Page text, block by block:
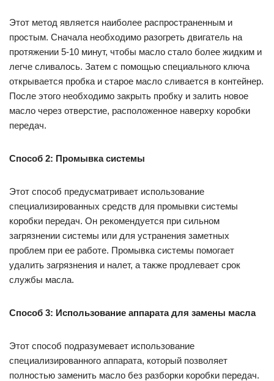
Этот метод является наиболее распространенным и
простым. Сначала необходимо разогреть двигатель на
протяжении 5-10 минут, чтобы масло стало более жидким и
легче сливалось. Затем с помощью специального ключа
открывается пробка и старое масло сливается в контейнер.
После этого необходимо закрыть пробку и залить новое
масло через отверстие, расположенное наверху коробки
передач.
Способ 2: Промывка системы
Этот способ предусматривает использование
специализированных средств для промывки системы
коробки передач. Он рекомендуется при сильном
загрязнении системы или для устранения заметных
проблем при ее работе. Промывка системы помогает
удалить загрязнения и налет, а также продлевает срок
службы масла.
Способ 3: Использование аппарата для замены масла
Этот способ подразумевает использование
специализированного аппарата, который позволяет
полностью заменить масло без разборки коробки передач.